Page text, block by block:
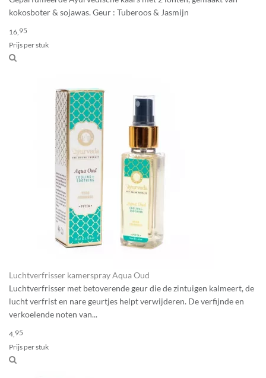
kokosboter & sojawas. Geur : Tuberoos & Jasmijn
16, 95
Prijs per stuk
Luchtverfrisser kamerspray Aqua Oud
Luchtverfrisser met betoverende geur die de zintuigen kalmeert, de
lucht verfrist en nare geurtjes helpt verwijderen. De verfijnde en
verkoelende noten van...
4, 95
Prijs per stuk